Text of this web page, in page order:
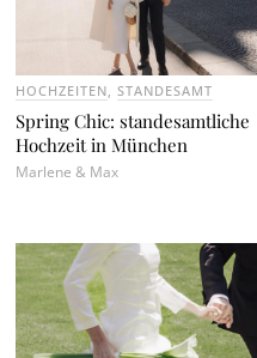
HOCHZEITEN ,STANDESAMT
Spring Chic: standesamtliche
Hochzeit in München
Marlene & Max